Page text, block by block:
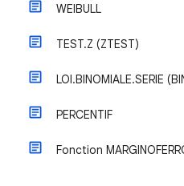
WEIBULL
TEST.Z (ZTEST)
LOI.BINOMIALE.SERIE
PERCENTIF
Fonction